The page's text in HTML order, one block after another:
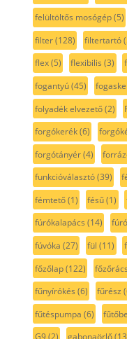
felültöltős mosógép(5)
filter(128) filtertartó
flex(5) flexibilis (3)
fogantyú(45)
folyadék elvezető(2)
forgókerék(6)
forgótányér(4)
funkcióválasztó(39)
fémtető(1) fésű(1)
fúrókalapács (14)
fúvóka (27) fül (11)
főzőlap(122) főzőrács
fűnyírókés (6) fűrész
fűtéspumpa (6)